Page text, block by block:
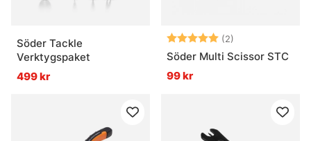
Söder Tackle
Verktygspaket
499 kr
Betyg: (2)
Söder Multi Scissor STC
99 kr